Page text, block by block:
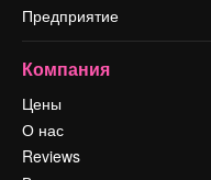
Предприятие
Компания
Цены
О нас
Reviews